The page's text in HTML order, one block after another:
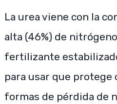
La urea viene con la
alta (46%) de
fertilizante
para usar que protege
formas de pérdida de